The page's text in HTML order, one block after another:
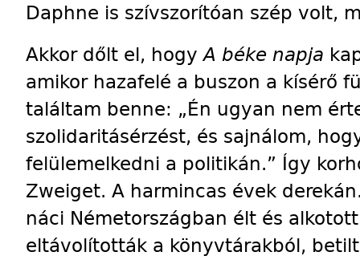
Daphne is szívszorítóan szép volt,
Akkor dőlt el, hogyA béke napja
amikor hazafelé a buszon a kísérő
találtam benne: „Én ugyan nem
szolidaritásérzést, és sajnálom,
felülemelkedni a politikán.” Így
Zweiget. A harmincas évek
náci Németországban élt és
eltávolították a könyvtárakból,